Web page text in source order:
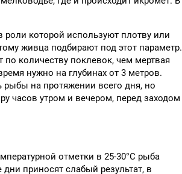
роли которой используют плотву или
живца подбирают под этот параметр.
количеству поклевок, чем мертвая
нужно на глубинах от 3 метров.
на протяжении всего дня, но
часов утром и вечером, перед заходом
отметки в 25-30°C рыба
приносят слабый результат, в